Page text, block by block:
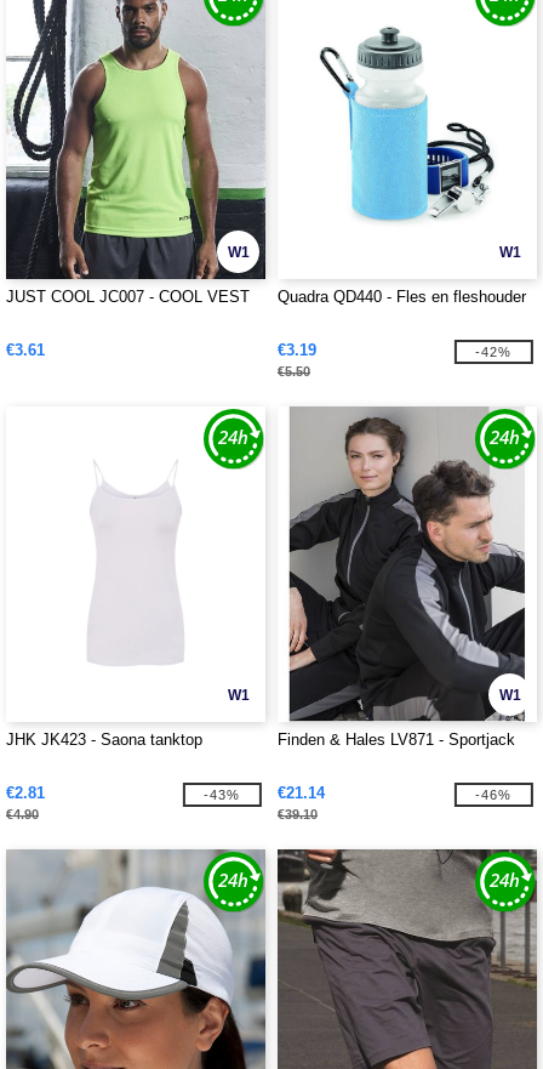
W1
JUST COOL JC007 - COOL VEST
€3.61
W1
Quadra QD440 - Fles en fleshouder
€3.19
€5.50
-42%
W1
JHK JK423 - Saona tanktop
€2.81
€4.90
-43%
W1
Finden & Hales LV871 - Sportjack
€21.14
€39.10
-46%